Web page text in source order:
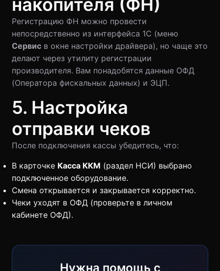
накопителя (ФН)
Регистрацию ФН можно провести
непосредственно из интерфейса 1С (меню
Сервис в окне настройки драйвера), но чаще это
делают через утилиту регистрации
производителя. Вам понадобятся данные ОФД
(Оператора фискальных данных) и ЭЦП.
5. Настройка
отправки чеков
После подключения кассы убедитесь, что:
В карточке Касса ККМ (раздел НСИ) выбрано
подключенное оборудование.
Смена открывается и закрывается корректно.
Чеки уходят в ОФД (проверьте в личном
кабинете ОФД).
Нужна помощь с